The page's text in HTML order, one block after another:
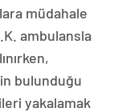
müdahale
ambulansla
bulunduğu
yakalamak